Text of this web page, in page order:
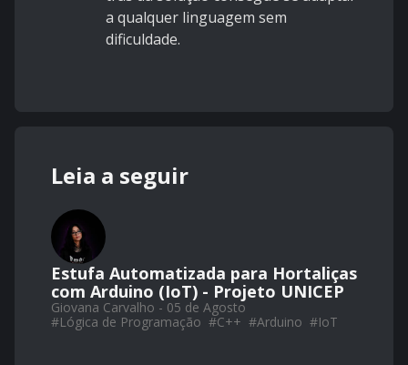
a qualquer linguagem sem
dificuldade.
Leia a seguir
Estufa Automatizada para Hortaliças
com Arduino (IoT) - Projeto UNICEP
Giovana Carvalho - 05 de Agosto
#Lógica de Programação #C++ #Arduino #IoT